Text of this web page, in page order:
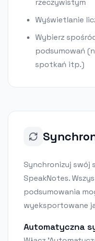
rzeczywistym
Wyświetlanie
Wybierz
podsumowań
spotkań itp.)
Synchronizuj swój
SpeakNotes.
podsumowania
wyeksportowane
Automatyczna